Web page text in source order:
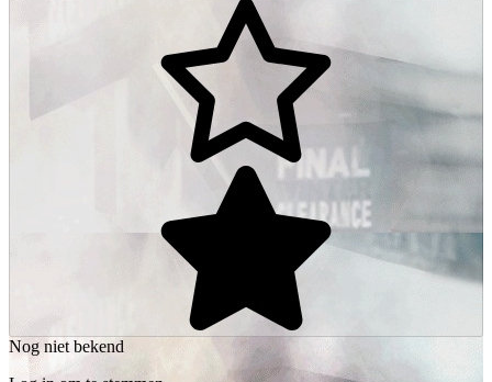
Nog niet bekend